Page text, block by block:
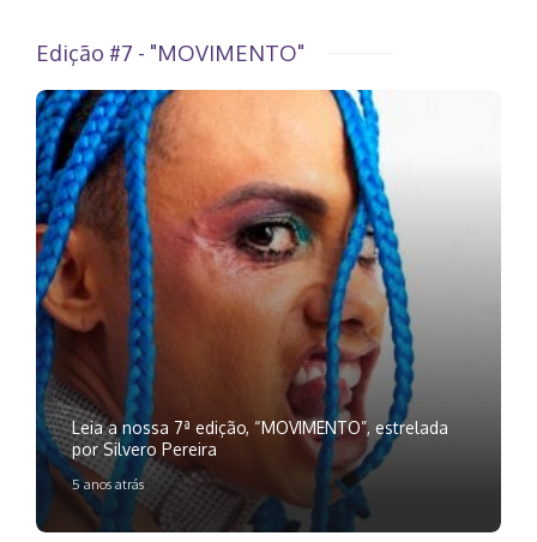
Edição #7 - "MOVIMENTO"
Leia a nossa 7ª edição, “MOVIMENTO”, estrelada
por Silvero Pereira
5 anos atrás